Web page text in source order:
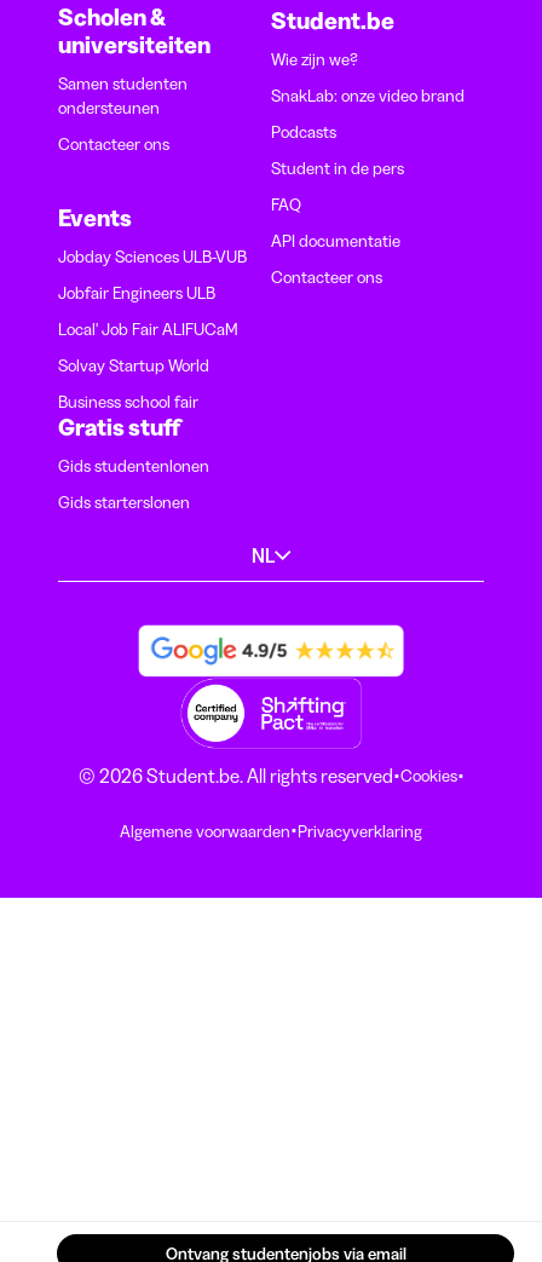
Ontvang studentenjobs via email
Scholen &
universiteiten
Samen studenten
ondersteunen
Contacteer ons
Events
Jobday Sciences ULB-VUB
Jobfair Engineers ULB
Local' Job Fair ALIFUCaM
Solvay Startup World
Business school fair
Student.be
Wie zijn we?
SnakLab: onze video brand
Podcasts
Student in de pers
FAQ
API documentatie
Contacteer ons
Gratis stuff
Gids studentenlonen
Gids starterslonen
NL
© 2026 Student.be. All rights reserved·Cookies·
Algemene voorwaarden·Privacyverklaring